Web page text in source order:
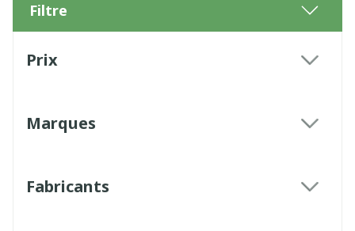
Filtre
Prix
Marques
Fabricants